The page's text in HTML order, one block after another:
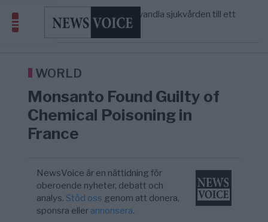
5/8
S och KD vill omvandla sjukvården till ett
geografiskt apartheidsystem
AFRIKA
Massiv anstormning till Ceuta – Misstankar
America” – Finally
WORLD
Monsanto Found Guilty of
Chemical Poisoning in
France
NewsVoice är en nättidning för
oberoende nyheter, debatt och
analys.Stöd oss genom att donera,
sponsra eller annonsera.